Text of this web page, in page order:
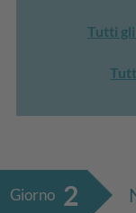
Tutti
Giorno 2